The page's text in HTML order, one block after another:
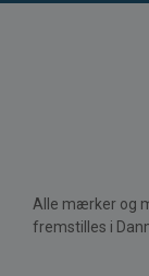
Alle mærker og
fremstilles i